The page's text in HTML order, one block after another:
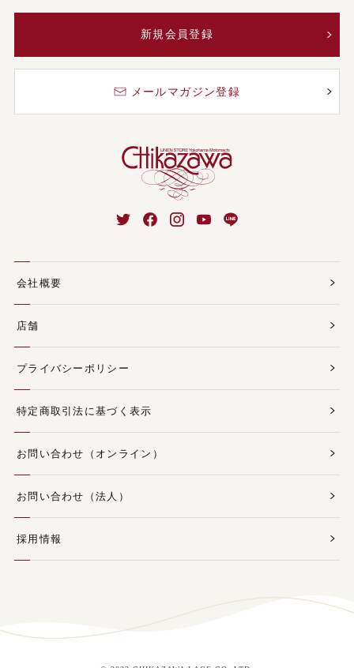
新規会員登録
メールマガジン登録
会社概要
店舗
プライバシーポリシー
特定商取引法に基づく表示
お問い合わせ（オンライン）
お問い合わせ（法人）
採用情報